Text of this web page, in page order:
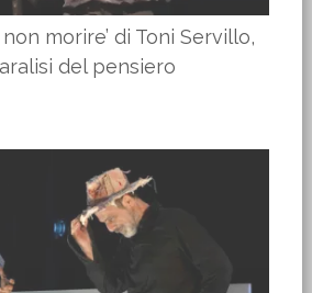
morire’ di Toni Servillo,
del pensiero